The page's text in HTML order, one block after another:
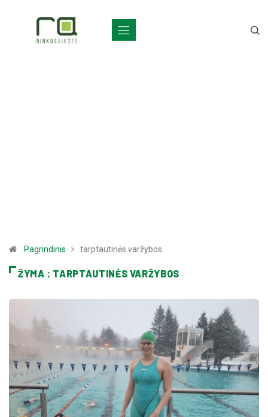
Pagrindinis tarptautinės varžybos
ŽYMA : TARPTAUTINĖS VARŽYBOS